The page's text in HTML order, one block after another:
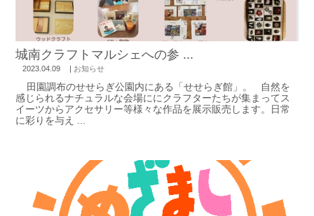
城南クラフトマルシェへの参 ...
2023.04.09 | お知らせ
田園調布のせせらぎ公園内にある「せせらぎ館」。 自然を
感じられるナチュラルな会場ににクラフターたちが集まってス
イーツからアクセサリー等様々な作品を展示販売します。日常
に彩りを与え ...